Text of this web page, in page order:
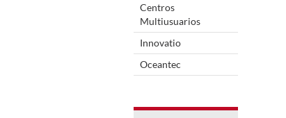
Centros
Multiusuarios
Innovatio
Oceantec